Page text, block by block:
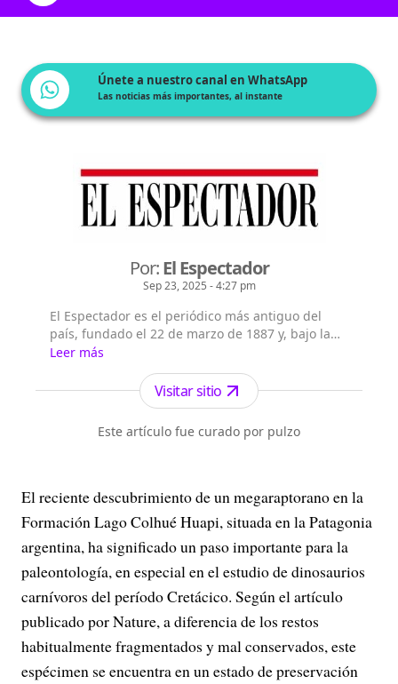
Únete a nuestro canal en WhatsApp
Las noticias más importantes, al instante
Por:El Espectador
Sep 23, 2025 - 4:27 pm
El Espectador es el periódico más antiguo del
país, fundado el 22 de marzo de 1887 y, bajo la
dirección de Fidel Cano, es considerado uno de
los periódicos más serios y profesionales por su
independencia, credibilidad y objetividad.
Leer más
Visitar sitio
Este artículo fue curado por pulzo
El reciente descubrimiento de un megaraptorano en la
Formación Lago Colhué Huapi, situada en la Patagonia
argentina, ha significado un paso importante para la
paleontología, en especial en el estudio de dinosaurios
carnívoros del período Cretácico. Según el artículo
publicado por Nature, a diferencia de los restos
habitualmente fragmentados y mal conservados, este
espécimen se encuentra en un estado de preservación